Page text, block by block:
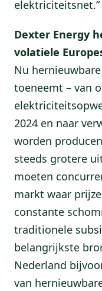
elektriciteitsnet.”
Dexter Energy
volatiele
Nu
toeneemt – van
2024 en naar
worden
steeds grotere
moeten
markt waar
constante
traditionele
belangrijkste
Nederland
van